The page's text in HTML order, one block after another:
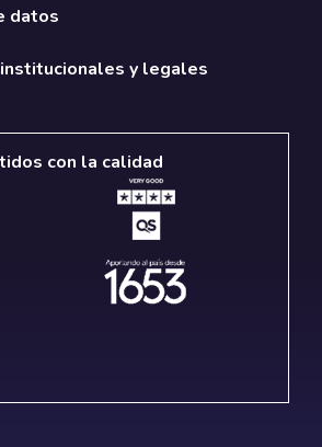
datos
y legales
con la calidad